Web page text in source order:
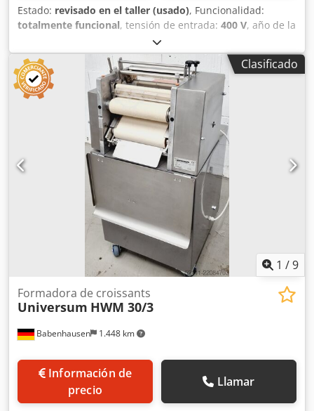
Estado: revisado en el taller (usado), Funcionalidad:
totalmente funcional, tensión de entrada: 400 V, año de la
, Certificado DGUV hasta:
anchura de trabajo:700 mm, ancho de cinta
transportadora:
700 mm, tipo de corriente de entrada:
trifásico
, MÁQUINA PARA ENROLLAR MASAS CON FORMA
DE CUERNO, MODELO UNIVERSUM HWM 50/70 EZ Para
todo tipo de masas, como palitos de pan, pretzels y barras
de pan con sal, etc. Máquina universal combinada para
enrollar Para todas las masas que se van a enrollar y
estirar en forma de rollo largo Máquina para enrollar
masas con forma de cuerno, con rodillo largo en la parte
inferior Solo disponible en nuestra empresa, con
certificación DGUV V3 Máquina móvil Fabricada en acero
inoxidable Conexión de 400 V, enchufe CEE de 16 A
Máquina usada, reacondicionada y revisada según los
estándares SAB Chodpfjzcc E Tox Akioa Con garantía ¡Visite
nuestra gran exposición!
Clasificado
1 /9
Babenhausen 1.448 km
Formadora de croissants
Universum HWM 30/3
Información de
precio
Llamar